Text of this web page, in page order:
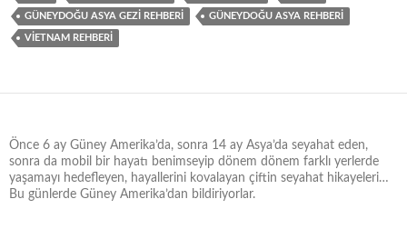
GÜNEYDOĞU ASYA GEZİ REHBERİ GÜNEYDOĞU ASYA REHBERİ
VİETNAM REHBERİ
Önce 6 ay Güney Amerika’da, sonra 14 ay Asya’da seyahat eden,
sonra da mobil bir hayatı benimseyip dönem dönem farklı yerlerde
yaşamayı hedefleyen, hayallerini kovalayan çiftin seyahat hikayeleri…
Bu günlerde Güney Amerika’dan bildiriyorlar.